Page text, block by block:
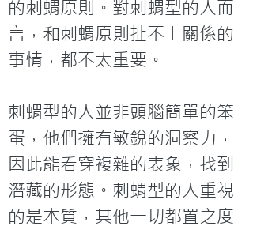
的刺蝟原則。對刺蝟型的人而
言，和刺蝟原則扯不上關係的
事情，都不太重要。
刺蝟型的人並非頭腦簡單的笨
蛋，他們擁有敏銳的洞察力，
因此能看穿複雜的表象，找到
潛藏的形態。刺蝟型的人重視
的是本質，其他一切都置之度